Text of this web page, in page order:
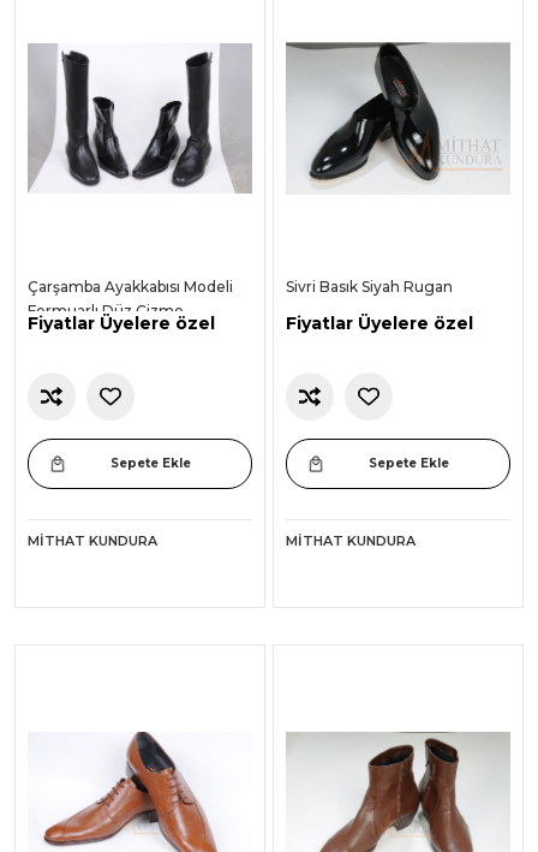
Çarşamba Ayakkabısı Modeli
Fermuarlı Düz Çizme
Fiyatlar Üyelere özel
Sepete Ekle
MITHAT KUNDURA
Sivri Basık Siyah Rugan
Fiyatlar Üyelere özel
Sepete Ekle
MITHAT KUNDURA